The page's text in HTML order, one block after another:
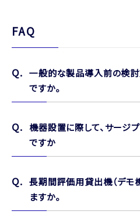
FAQ
一般的な製品導入前の検
ですか。
機器設置に際して、サージ
ですか
長期間評価用貸出機（デモ
ますか。